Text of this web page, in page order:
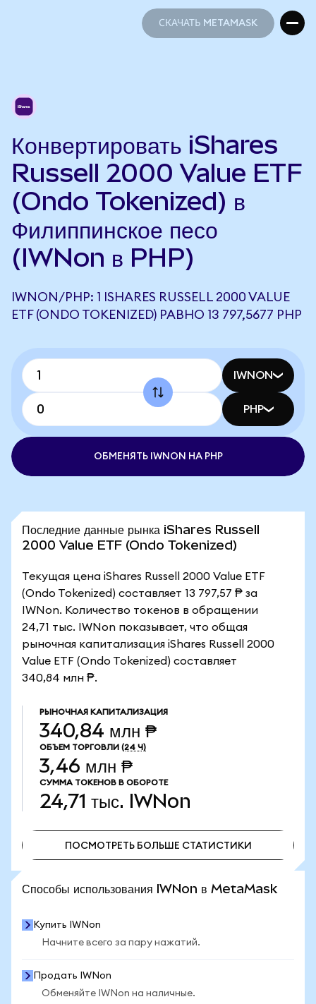
СКАЧАТЬ METAMASK
Конвертировать iShares
Russell 2000 Value ETF
(Ondo Tokenized) в
Филиппинское песо
(IWNon в PHP)
IWNON/PHP: 1 ISHARES RUSSELL 2000 VALUE
ETF (ONDO TOKENIZED) РАВНО 13 797,5677 PHP
IWNON
PHP
ОБМЕНЯТЬ IWNON НА PHP
Последние данные рынка iShares Russell
2000 Value ETF (Ondo Tokenized)
Текущая цена iShares Russell 2000 Value ETF
(Ondo Tokenized) составляет 13 797,57 ₱ за
IWNon. Количество токенов в обращении
24,71 тыс. IWNon показывает, что общая
рыночная капитализация iShares Russell 2000
Value ETF (Ondo Tokenized) составляет
340,84 млн ₱.
РЫНОЧНАЯ КАПИТАЛИЗАЦИЯ
340,84 млн ₱
ОБЪЕМ ТОРГОВЛИ (24 Ч)
3,46 млн ₱
СУММА ТОКЕНОВ В ОБОРОТЕ
24,71 тыс. IWNon
ПОСМОТРЕТЬ БОЛЬШЕ СТАТИСТИКИ
Способы использования IWNon в MetaMask
Купить IWNon
Начните всего за пару нажатий.
Продать IWNon
Обменяйте IWNon на наличные.